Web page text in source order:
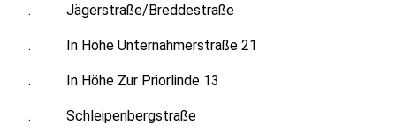
. Jägerstraße/Breddestraße
. In Höhe Unternahmerstraße 21
. In Höhe Zur Priorlinde 13
. Schleipenbergstraße